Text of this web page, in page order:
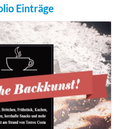
Einträge